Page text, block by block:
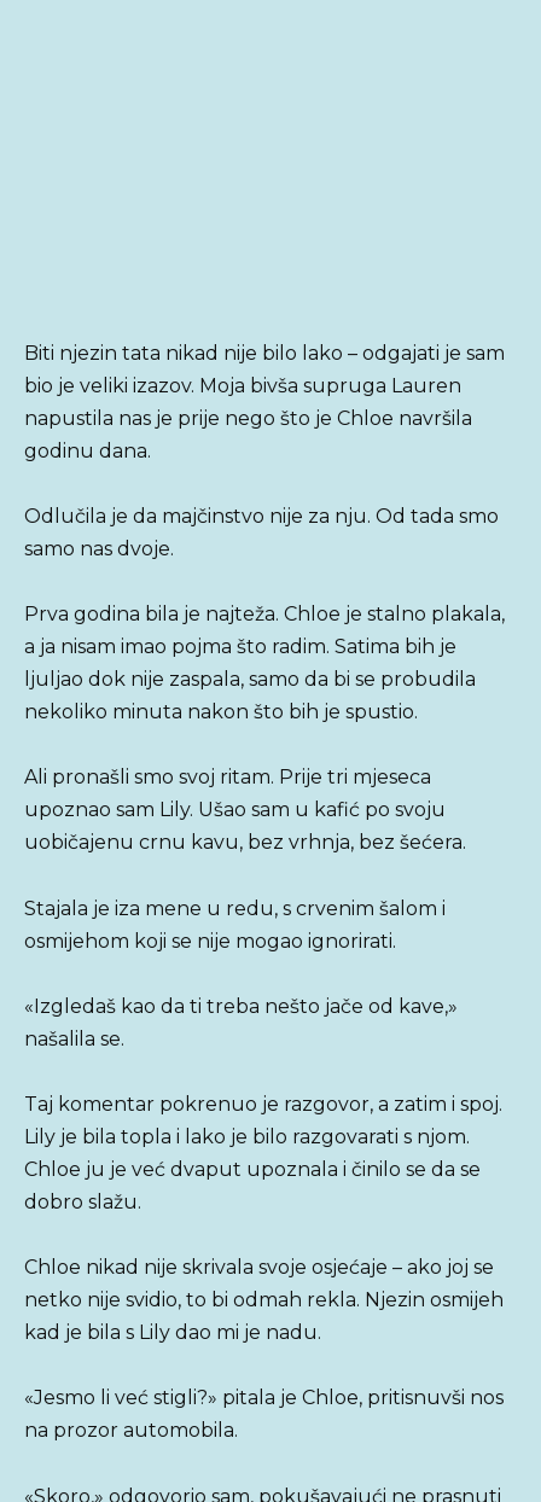
Biti njezin tata nikad nije bilo lako – odgajati je sam
bio je veliki izazov. Moja bivša supruga Lauren
napustila nas je prije nego što je Chloe navršila
godinu dana.
Odlučila je da majčinstvo nije za nju. Od tada smo
samo nas dvoje.
Prva godina bila je najteža. Chloe je stalno plakala,
a ja nisam imao pojma što radim. Satima bih je
ljuljao dok nije zaspala, samo da bi se probudila
nekoliko minuta nakon što bih je spustio.
Ali pronašli smo svoj ritam. Prije tri mjeseca
upoznao sam Lily. Ušao sam u kafić po svoju
uobičajenu crnu kavu, bez vrhnja, bez šećera.
Stajala je iza mene u redu, s crvenim šalom i
osmijehom koji se nije mogao ignorirati.
«Izgledaš kao da ti treba nešto jače od kave,»
našalila se.
Taj komentar pokrenuo je razgovor, a zatim i spoj.
Lily je bila topla i lako je bilo razgovarati s njom.
Chloe ju je već dvaput upoznala i činilo se da se
dobro slažu.
Chloe nikad nije skrivala svoje osjećaje – ako joj se
netko nije svidio, to bi odmah rekla. Njezin osmijeh
kad je bila s Lily dao mi je nadu.
«Jesmo li već stigli?» pitala je Chloe, pritisnuvši nos
na prozor automobila.
«Skoro,» odgovorio sam, pokušavajući ne prasnuti